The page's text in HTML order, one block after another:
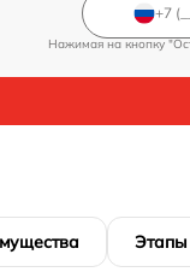
Нажимая на кнопку
Этапы